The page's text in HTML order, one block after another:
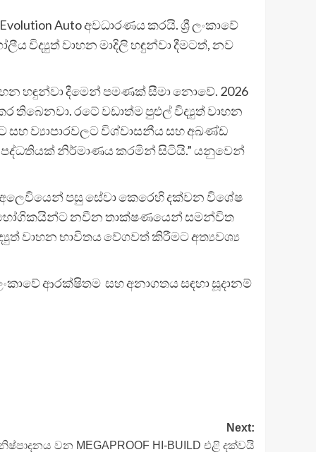
Auto අවධාරණය කරයි. ශ්‍රී ලංකාවේ
විද්‍යුත් වාහන මාදිලි හඳුන්වා දීමටත්, නව
හඳුන්වා දීමෙන් පමණක් සීමා නොවේ. 2026
තිබෙනවා. රටේ වඩාත්ම පුළුල් විද්‍යුත් වාහන
සහ ව්‍යාපාරවලට විශ්වාසනීය සහ අඛණ්ඩ
පද්ධතියක් නිර්මාණය කරමින් සිටියි.” යනුවෙන්
පසු සේවා කෙරෙහි දක්වන විශේෂ
නවීන තාක්ෂණයෙන් සමන්විත
වාහන භාවිතය වේගවත් කිරීමට අත්‍යවශ්‍ය
ආරක්ෂිතම සහ අනාගතය සඳහා සූදානම්
Next:
වන MEGAPROOF HI-BUILD එළි දක්වයි